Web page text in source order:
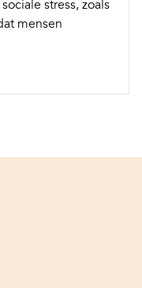
stress, zoals
mensen